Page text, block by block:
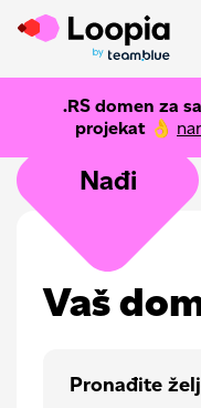
.RS domen za
projekat 👌
Vaš
Nađi